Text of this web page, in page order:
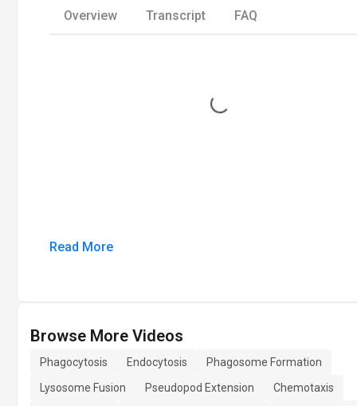
Overview Transcript FAQ
Loading...
Read More
Browse More Videos
Phagocytosis Endocytosis
Phagosome Formation
Lysosome Fusion
Pseudopod Extension
Chemotaxis